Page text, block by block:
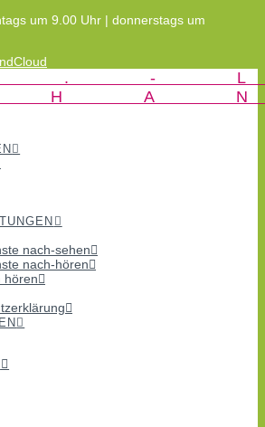
um 9.00 Uhr | donnerstags um
nach-sehen
nach-hören
hören